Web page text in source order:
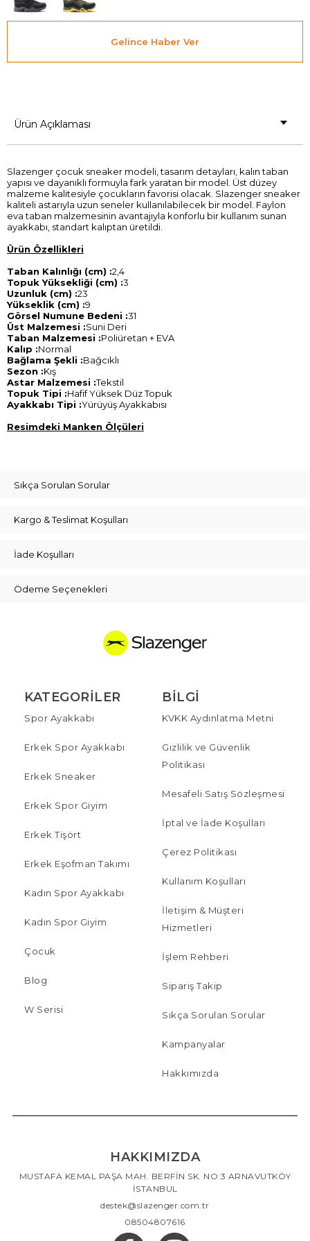
Gelince Haber Ver
Ürün Açıklaması
Slazenger çocuk sneaker modeli, tasarım detayları, kalın taban
yapısı ve dayanıklı formuyla fark yaratan bir model. Üst düzey
malzeme kalitesiyle çocukların favorisi olacak. Slazenger sneaker
kaliteli astarıyla uzun seneler kullanılabilecek bir model. Faylon
eva taban malzemesinin avantajıyla konforlu bir kullanım sunan
ayakkabı, standart kalıptan üretildi.
Ürün Özellikleri
Taban Kalınlığı (cm) :2,4
Topuk Yüksekliği (cm) :3
Uzunluk (cm) :23
Yükseklik (cm) :9
Görsel Numune Bedeni :31
Üst Malzemesi :Suni Deri
Taban Malzemesi :Poliüretan + EVA
Kalıp :Normal
Bağlama Şekli :Bağcıklı
Sezon :Kış
Astar Malzemesi :Tekstil
Topuk Tipi :Hafif Yüksek Düz Topuk
Ayakkabı Tipi :Yürüyüş Ayakkabısı
Resimdeki Manken Ölçüleri
Sıkça Sorulan Sorular
Kargo & Teslimat Koşulları
İade Koşulları
Ödeme Seçenekleri
KATEGORILER
Spor Ayakkabı
Erkek Spor Ayakkabı
Erkek Sneaker
Erkek Spor Giyim
Erkek Tişört
Erkek Eşofman Takımı
Kadın Spor Ayakkabı
Kadın Spor Giyim
Çocuk
Blog
W Serisi
BILGI
KVKK Aydınlatma Metni
Gizlilik ve Güvenlik
Politikası
Mesafeli Satış Sözleşmesi
İptal ve İade Koşulları
Çerez Politikası
Kullanım Koşulları
İletişim & Müşteri
Hizmetleri
İşlem Rehberi
Sipariş Takip
Sıkça Sorulan Sorular
Kampanyalar
Hakkımızda
HAKKIMIZDA
MUSTAFA KEMAL PAŞA MAH. BERFİN SK. NO:3 ARNAVUTKÖY
İSTANBUL
destek@slazenger.com.tr
08504807616